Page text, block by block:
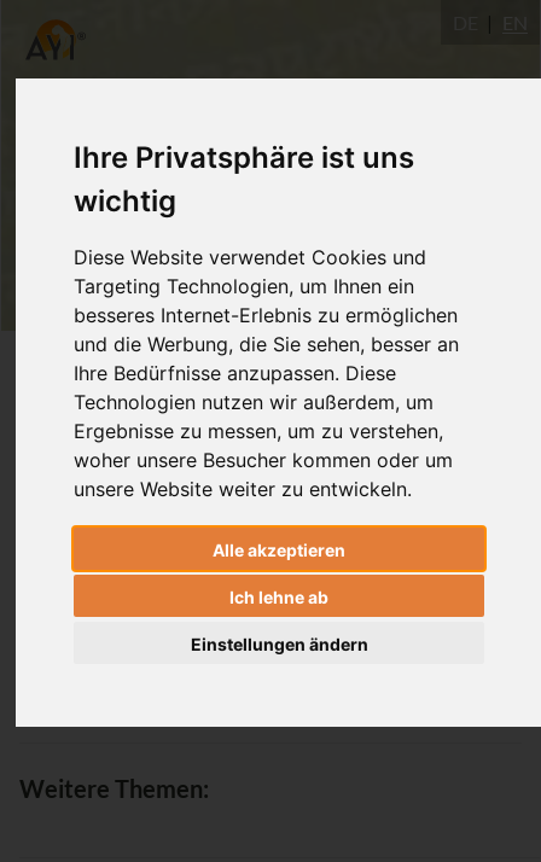
Ihre Privatsphäre ist uns
wichtig
Diese Website verwendet Cookies und
Targeting Technologien, um Ihnen ein
besseres Internet-Erlebnis zu ermöglichen
und die Werbung, die Sie sehen, besser an
Ihre Bedürfnisse anzupassen. Diese
Technologien nutzen wir außerdem, um
Ergebnisse zu messen, um zu verstehen,
woher unsere Besucher kommen oder um
unsere Website weiter zu entwickeln.
Alle akzeptieren
Ich lehne ab
Einstellungen ändern
Login
Passwort vergessen / Registrieren
Weitere Themen: